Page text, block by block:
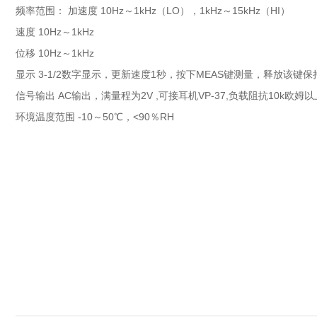
频率范围： 加速度 10Hz～1kHz（LO），1kHz～15kHz（HI）
速度 10Hz～1kHz
位移 10Hz～1kHz
显示 3-1/2数字显示，更新速度1秒，按下MEAS键测量，释放该键
信号输出 AC输出，满量程为2V ,可接耳机VP-37,负载阻抗10k欧姆
环境温度范围 -10～50℃，<90％RH